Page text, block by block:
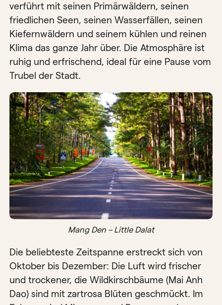
verführt mit seinen Primärwäldern, seinen
friedlichen Seen, seinen Wasserfällen, seinen
Kiefernwäldern und seinem kühlen und reinen
Klima das ganze Jahr über. Die Atmosphäre ist
ruhig und erfrischend, ideal für eine Pause vom
Trubel der Stadt.
Mang Den – Little Dalat
Die beliebteste Zeitspanne erstreckt sich von
Oktober bis Dezember: Die Luft wird frischer
und trockener, die Wildkirschbäume (Mai Anh
Dao) sind mit zartrosa Blüten geschmückt. Im